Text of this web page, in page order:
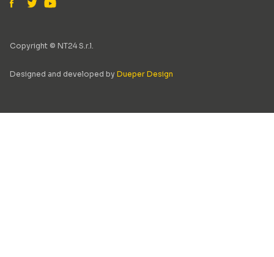
Copyright © NT24 S.r.l.
Designed and developed by Dueper Design